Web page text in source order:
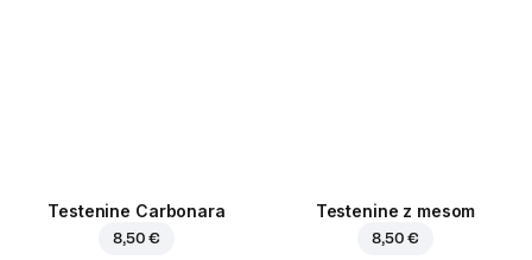
Testenine Carbonara
8,50 €
Testenine z mesom
8,50 €